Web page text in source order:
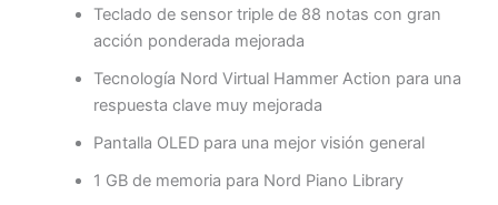
Teclado de sensor triple de 88 notas con gran
acción ponderada mejorada
Tecnología Nord Virtual Hammer Action para una
respuesta clave muy mejorada
Pantalla OLED para una mejor visión general
1 GB de memoria para Nord Piano Library